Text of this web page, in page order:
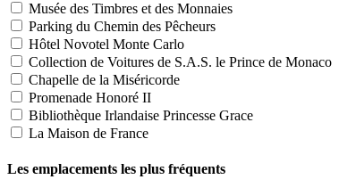
Musée des Timbres et des Monnaies
Parking du Chemin des Pêcheurs
Hôtel Novotel Monte Carlo
Collection de Voitures de S.A.S. le Prince de Monaco
Chapelle de la Miséricorde
Promenade Honoré II
Bibliothèque Irlandaise Princesse Grace
La Maison de France
Les emplacements les plus fréquents